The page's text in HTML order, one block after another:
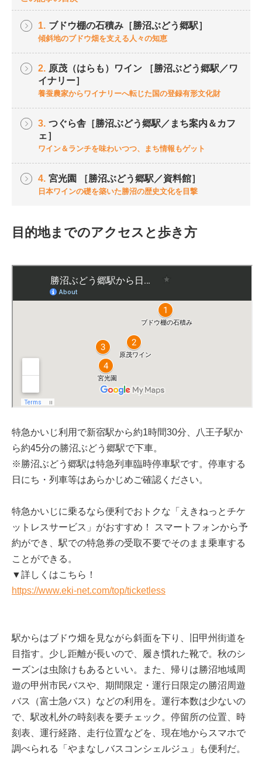
1. ブドウ棚の石積み［勝沼ぶどう郷駅］
傾斜地のブドウ畑を支える人々の知恵
2. 原茂（はらも）ワイン ［勝沼ぶどう郷駅／ワ
イナリー］
養蚕農家からワイナリーへ転じた国の登録有形文化財
3. つぐら舎［勝沼ぶどう郷駅／まち案内＆カフ
ェ］
ワイン＆ランチを味わいつつ、まち情報もゲット
4. 宮光園 ［勝沼ぶどう郷駅／資料館］
日本ワインの礎を築いた勝沼の歴史文化を目撃
目的地までのアクセスと歩き方
特急かいじ利用で新宿駅から約1時間30分、八王子駅か
ら約45分の勝沼ぶどう郷駅で下車。
※勝沼ぶどう郷駅は特急列車臨時停車駅です。停車する
日にち・列車等はあらかじめご確認ください。
特急かいじに乗るなら便利でおトクな「えきねっとチケ
ットレスサービス」がおすすめ！ スマートフォンから予
約ができ、駅での特急券の受取不要でそのまま乗車する
ことができる。
▼詳しくはこちら！
https://www.eki-net.com/top/ticketless
駅からはブドウ畑を見ながら斜面を下り、旧甲州街道を
目指す。少し距離が長いので、履き慣れた靴で。秋のシ
ーズンは虫除けもあるといい。また、帰りは勝沼地域周
遊の甲州市民バスや、期間限定・運行日限定の勝沼周遊
バス（富士急バス）などの利用を。運行本数は少ないの
で、駅改札外の時刻表を要チェック。停留所の位置、時
刻表、運行経路、走行位置などを、現在地からスマホで
調べられる「やまなしバスコンシェルジュ」も便利だ。